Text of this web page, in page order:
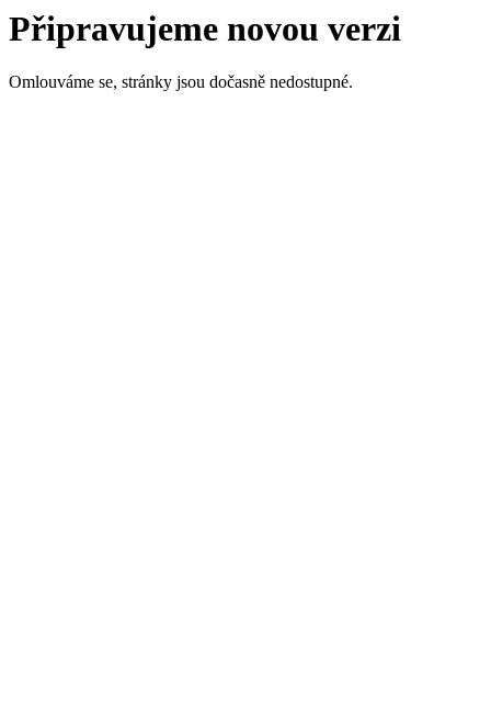
Připravujeme novou verzi
Omlouváme se, stránky jsou dočasně nedostupné.